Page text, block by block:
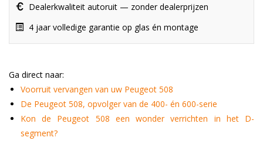
Dealerkwaliteit autoruit — zonder dealerprijzen
4 jaar volledige garantie op glas én montage
Ga direct naar:
Voorruit vervangen van uw Peugeot 508
De Peugeot 508, opvolger van de 400- én 600-serie
Kon de Peugeot 508 een wonder verrichten in het D-
segment?